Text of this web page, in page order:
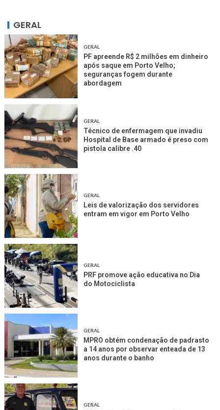
GERAL
GERAL
PF apreende R$ 2 milhões em dinheiro
após saque em Porto Velho;
seguranças fogem durante
abordagem
GERAL
Técnico de enfermagem que invadiu
Hospital de Base armado é preso com
pistola calibre .40
GERAL
Leis de valorização dos servidores
entram em vigor em Porto Velho
GERAL
PRF promove ação educativa no Dia
do Motociclista
GERAL
MPRO obtém condenação de padrasto
a 14 anos por observar enteada de 13
anos durante o banho
GERAL